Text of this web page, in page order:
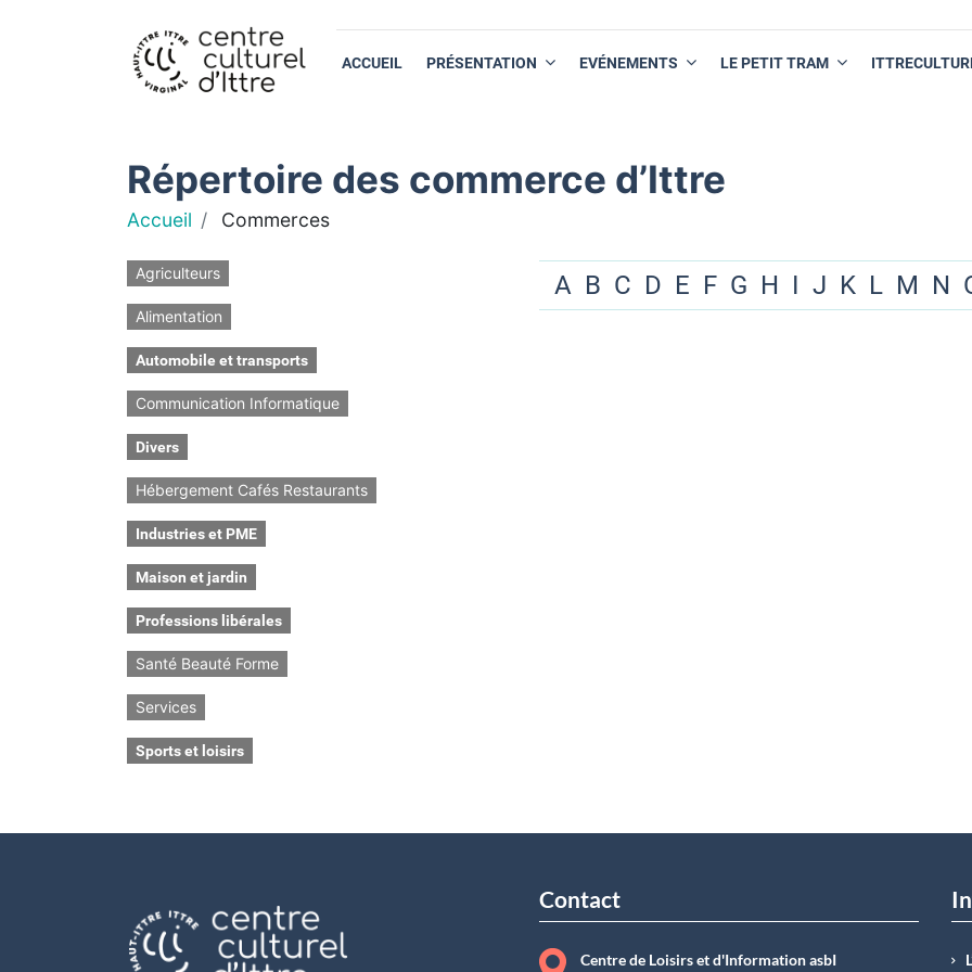
ACCUEIL PRÉSENTATION EVÉNEMENTS LE PETIT TRAM
Répertoire des commerce d’Ittre
Accueil Commerces
Agriculteurs
Alimentation
Automobile et transports
Communication Informatique
Divers
Hébergement Cafés Restaurants
Industries et PME
Maison et jardin
Professions libérales
Santé Beauté Forme
Services
Sports et loisirs
A B C D E F G H I J K L M N
Contact
Centre de Loisirs et d'Information asbI